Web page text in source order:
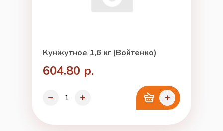
Кунжутное 1,6 кг (Войтенко)
604.80 р.